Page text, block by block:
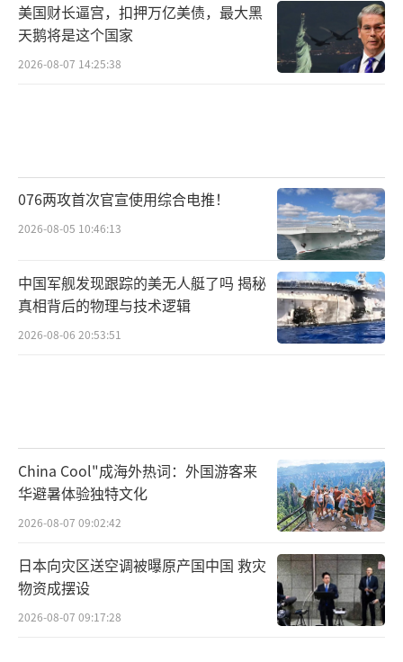
美国财长逼宫，扣押万亿美债，最大黑
天鹅将是这个国家
2026-08-07 14:25:38
076两攻首次官宣使用综合电推！
2026-08-05 10:46:13
中国军舰发现跟踪的美无人艇了吗 揭秘
真相背后的物理与技术逻辑
2026-08-06 20:53:51
China Cool"成海外热词：外国游客来
华避暑体验独特文化
2026-08-07 09:02:42
日本向灾区送空调被曝原产国中国 救灾
物资成摆设
2026-08-07 09:17:28